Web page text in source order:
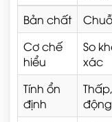
Bản chất
Cơ chế
hiểu
So
xác
Tính ổn
định
động